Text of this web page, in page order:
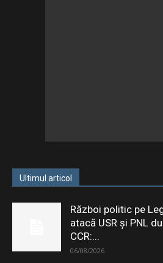
Ultimul articol
Război politic pe
atacă USR și PNL
CCR:...
06/08/2026